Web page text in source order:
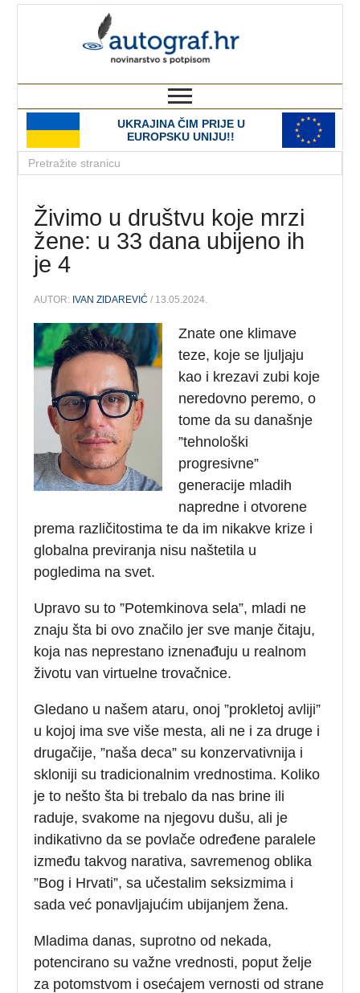
UKRAJINA ČIM PRIJE U
EUROPSKU UNIJU!!
Živimo u društvu koje mrzi
žene: u 33 dana ubijeno ih
je 4
AUTOR: IVAN ZIDAREVIĆ / 13.05.2024.
Znate one klimave
teze, koje se ljuljaju
kao i krezavi zubi koje
neredovno peremo, o
tome da su današnje
”tehnološki
progresivne”
generacije mladih
napredne i otvorene
prema različitostima te da im nikakve krize i
globalna previranja nisu naštetila u
pogledima na svet.
Upravo su to ”Potemkinova sela”, mladi ne
znaju šta bi ovo značilo jer sve manje čitaju,
koja nas neprestano iznenađuju u realnom
životu van virtuelne trovačnice.
Gledano u našem ataru, onoj ”prokletoj avliji”
u kojoj ima sve više mesta, ali ne i za druge i
drugačije, ”naša deca” su konzervativnija i
skloniji su tradicionalnim vrednostima. Koliko
je to nešto šta bi trebalo da nas brine ili
raduje, svakome na njegovu dušu, ali je
indikativno da se povlače određene paralele
između takvog narativa, savremenog oblika
”Bog i Hrvati”, sa učestalim seksizmima i
sada već ponavljajućim ubijanjem žena.
Mladima danas, suprotno od nekada,
potencirano su važne vrednosti, poput želje
za potomstvom i osećajem vernosti od strane